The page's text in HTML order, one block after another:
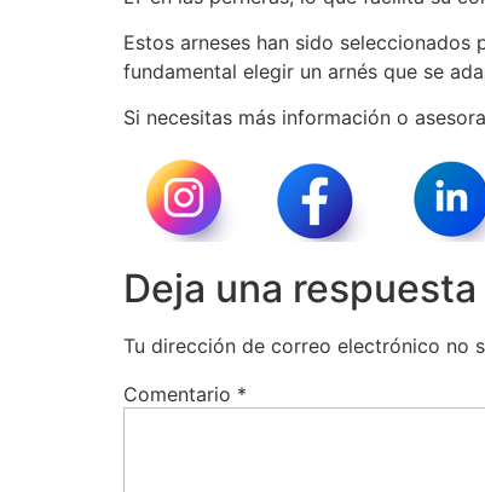
Estos arneses han sido
fundamental elegir un arnés que se
Si necesitas más información o
Deja una respuesta
Tu dirección de correo electrónico no
Comentario *